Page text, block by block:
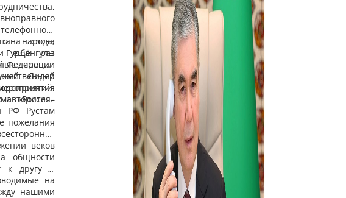
народа,
Федерации
слова
и ещё раз
членам
«Россия–
Лидер
РФ Рустам
пожелания
веков
общности
к другу и
на
нашими